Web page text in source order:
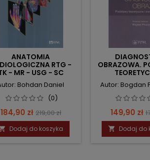
ANATOMIA
RTG -
- MR - USG - SC
Bohdan Daniel
(0)
Cena
184,90 zł Cena
podstawowa
219,00 zł
Dodaj do koszyka
OBRAZOWA.
METODYKA
Autor: Bogdan
Cena
149,90 zł
 Dodaj do